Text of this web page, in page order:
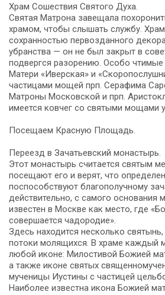
Храм Сошествия Святого Духа.
Святая Матрона завещала
храмом, чтобы слышать службу. Храм
сохранностью первозданного
убранства — он не был закрыт в
подвергся разорению. Особо
Матери «Иверская» и
частицами мощей прп. Серафима
Матроны Московской и прп.
имеется ковчег со святыми мощами
Посещаем Красную Площадь.
Переезд в Зачатьевский монастырь.
Этот монастырь считается святым
посещают его и верят, что
поспособствуют благополучному
действительно, с самого основания
известен в Москве как место, где
совершается чадородие».
Здесь находится несколько
потоки молящихся. В храме каждый
любой иконе: Милостивой Божией
а также иконе святых
мученицы Иустины с частицей
Наиболее известна икона Божией